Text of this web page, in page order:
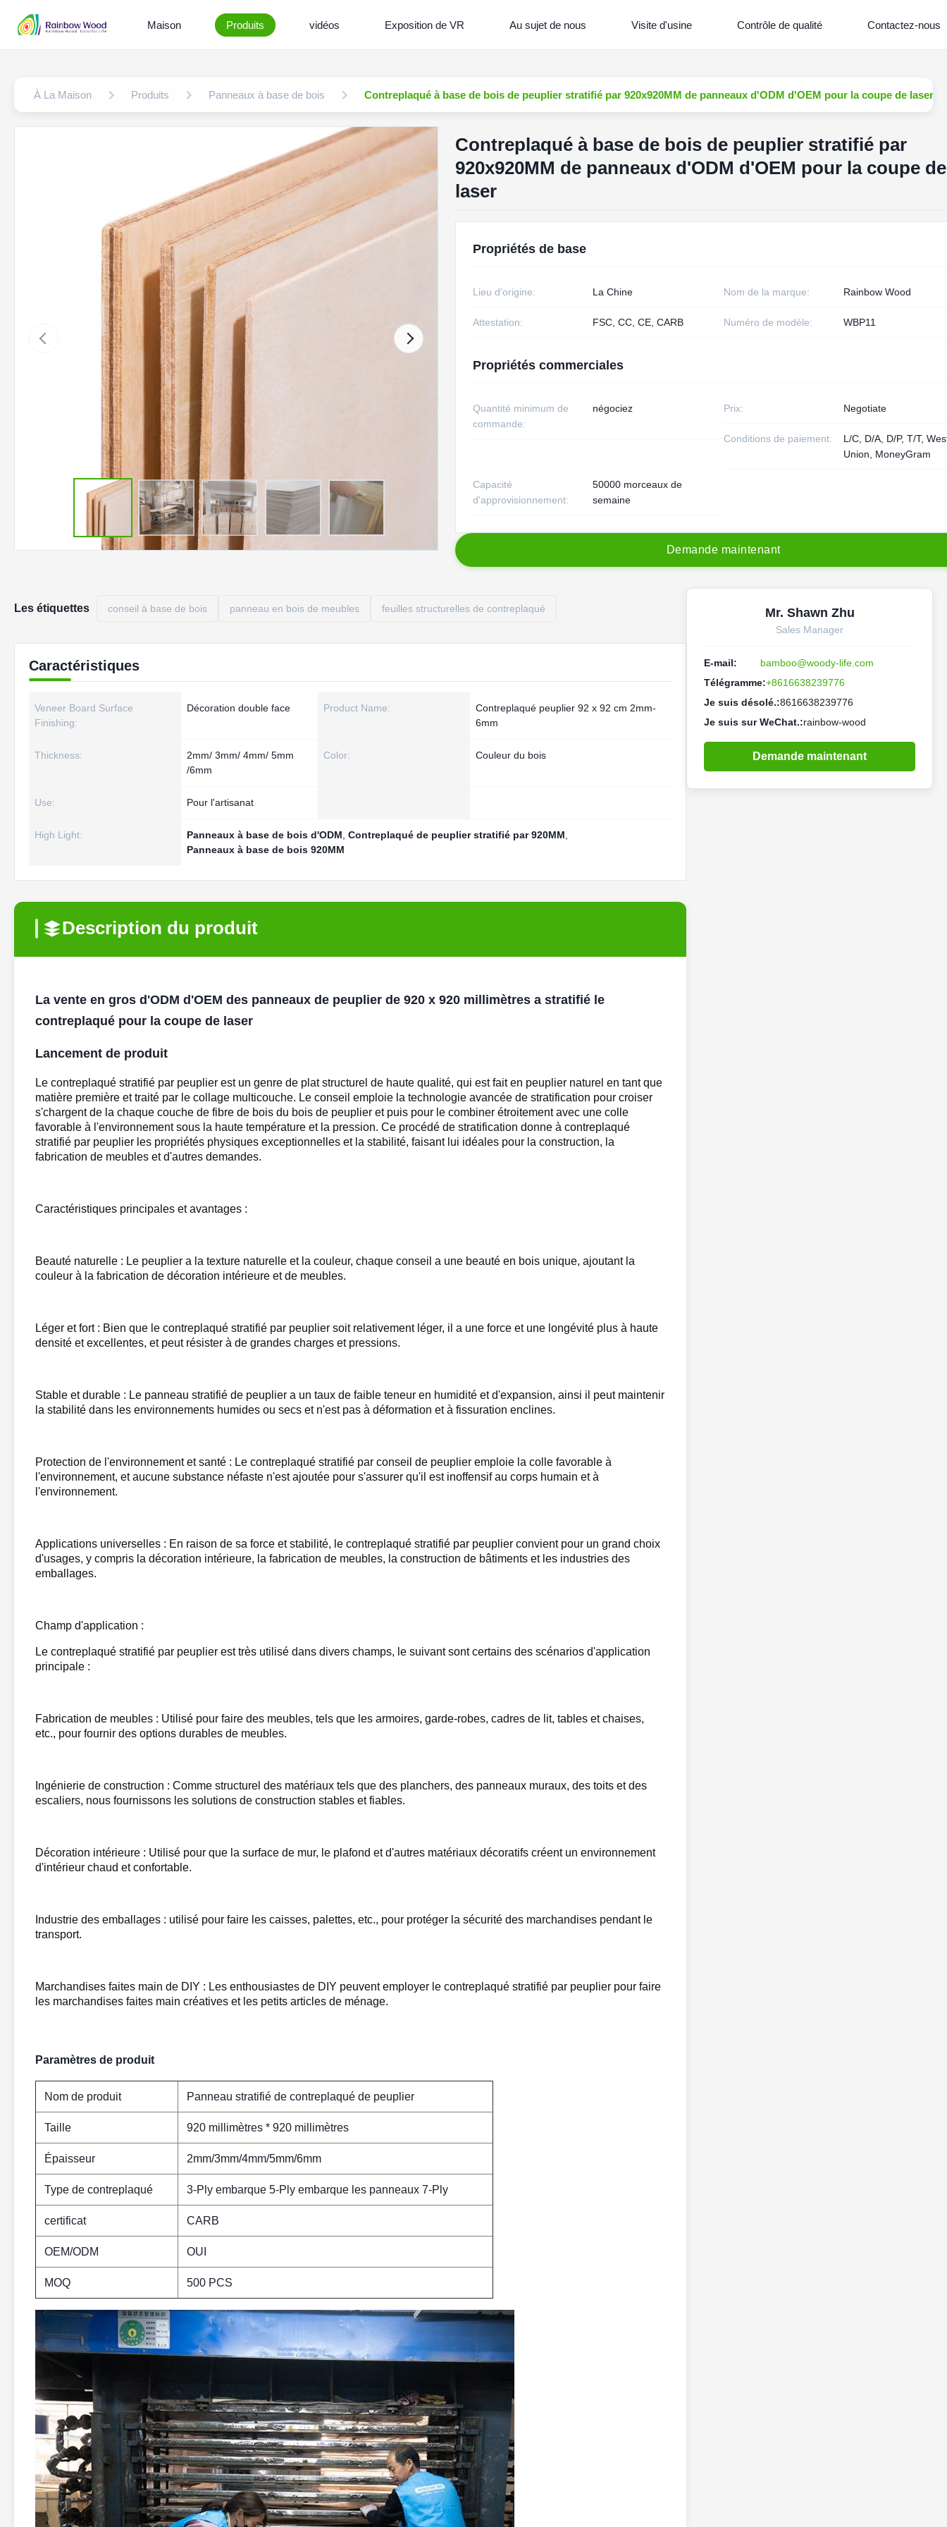
Maison Produits vidéos Exposition de VR Au sujet de nous Visite d'usine Contrôle de qualité Contactez-nous
À La Maison Produits Panneaux à base de bois Contreplaqué à base de bois de peuplier stratifié par 920x920MM de panneaux d'ODM d'OEM pour la coupe de laser
Contreplaqué à base de bois de peuplier stratifié par
920x920MM de panneaux d'ODM d'OEM pour la coupe de
laser
Propriétés de base
Lieu d'origine: La Chine Nom de la marque: Rainbow Wood
Attestation: FSC, CC, CE, CARB Numéro de modèle: WBP11
Propriétés commerciales
Quantité minimum de
commande:
négociez Prix: Negotiate
Conditions de paiement:
L/C, D/A, D/P, T/T,
Union, MoneyGram
Capacité
d'approvisionnement:
50000 morceaux de
semaine
Demande maintenant
Les étiquettes conseil à base de bois panneau en bois de meubles feuilles structurelles de contreplaqué
Caractéristiques
Veneer Board Surface
Finishing:
Décoration double face Product Name:
Contreplaqué peuplier 92 x 92 cm 2mm-
6mm
Thickness:
2mm/ 3mm/ 4mm/ 5mm
/6mm
Color: Couleur du bois
Use: Pour l'artisanat
High Light: Panneaux à base de bois d'ODM Contreplaqué de peuplier stratifié par 920MM
Panneaux à base de bois 920MM
Description du produit
La vente en gros d'ODM d'OEM des panneaux de peuplier de 920 x 920 millimètres a stratifié le
contreplaqué pour la coupe de laser
Lancement de produit
Le contreplaqué stratifié par peuplier est un genre de plat structurel de haute qualité, qui est fait en peuplier naturel en tant que
matière première et traité par le collage multicouche. Le conseil emploie la technologie avancée de stratification pour croiser
s'chargent de la chaque couche de fibre de bois du bois de peuplier et puis pour le combiner étroitement avec une colle
favorable à l'environnement sous la haute température et la pression. Ce procédé de stratification donne à contreplaqué
stratifié par peuplier les propriétés physiques exceptionnelles et la stabilité, faisant lui idéales pour la construction, la
fabrication de meubles et d'autres demandes.
Caractéristiques principales et avantages :
Beauté naturelle : Le peuplier a la texture naturelle et la couleur, chaque conseil a une beauté en bois unique, ajoutant la
couleur à la fabrication de décoration intérieure et de meubles.
Léger et fort : Bien que le contreplaqué stratifié par peuplier soit relativement léger, il a une force et une longévité plus à haute
densité et excellentes, et peut résister à de grandes charges et pressions.
Stable et durable : Le panneau stratifié de peuplier a un taux de faible teneur en humidité et d'expansion, ainsi il peut maintenir
la stabilité dans les environnements humides ou secs et n'est pas à déformation et à fissuration enclines.
Protection de l'environnement et santé : Le contreplaqué stratifié par conseil de peuplier emploie la colle favorable à
l'environnement, et aucune substance néfaste n'est ajoutée pour s'assurer qu'il est inoffensif au corps humain et à
l'environnement.
Applications universelles : En raison de sa force et stabilité, le contreplaqué stratifié par peuplier convient pour un grand choix
d'usages, y compris la décoration intérieure, la fabrication de meubles, la construction de bâtiments et les industries des
emballages.
Champ d'application :
Le contreplaqué stratifié par peuplier est très utilisé dans divers champs, le suivant sont certains des scénarios d'application
principale :
Fabrication de meubles : Utilisé pour faire des meubles, tels que les armoires, garde-robes, cadres de lit, tables et chaises,
etc., pour fournir des options durables de meubles.
Ingénierie de construction : Comme structurel des matériaux tels que des planchers, des panneaux muraux, des toits et des
escaliers, nous fournissons les solutions de construction stables et fiables.
Décoration intérieure : Utilisé pour que la surface de mur, le plafond et d'autres matériaux décoratifs créent un environnement
d'intérieur chaud et confortable.
Industrie des emballages : utilisé pour faire les caisses, palettes, etc., pour protéger la sécurité des marchandises pendant le
transport.
Marchandises faites main de DIY : Les enthousiastes de DIY peuvent employer le contreplaqué stratifié par peuplier pour faire
les marchandises faites main créatives et les petits articles de ménage.
Paramètres de produit
Nom de produit Panneau stratifié de contreplaqué de peuplier
Taille 920 millimètres * 920 millimètres
Épaisseur 2mm/3mm/4mm/5mm/6mm
Type de contreplaqué 3-Ply embarque 5-Ply embarque les panneaux 7-Ply
certificat CARB
OEM/ODM OUI
MOQ 500 PCS
Mr. Shawn Zhu
Sales Manager
E-mail:
bamboo@woody-life.com
Télégramme:+8616638239776
Je suis désolé.:8616638239776
Je suis sur WeChat.:rainbow-wood
Demande maintenant